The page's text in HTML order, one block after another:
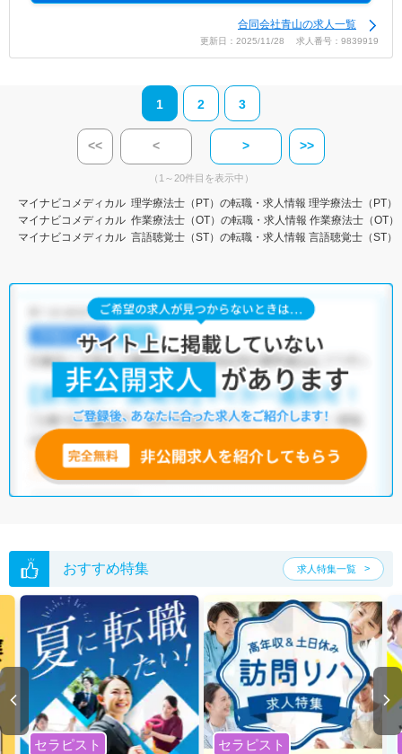
合同会社青山の求人一覧
更新日：2025/11/28 求人番号：9839919
1 2 3
<< < > >>
（1～20件目を表示中）
マイナビコメディカル 理学療法士（PT）の転職・求人情報 理学療法士（PT）
マイナビコメディカル 作業療法士（OT）の転職・求人情報 作業療法士（OT
マイナビコメディカル 言語聴覚士（ST）の転職・求人情報 言語聴覚士（ST）
おすすめ特集 求人特集一覧
セラピスト セラピスト